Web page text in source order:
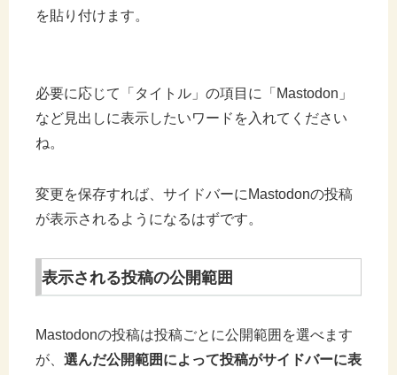
を貼り付けます。
必要に応じて「タイトル」の項目に「Mastodon」
など見出しに表示したいワードを入れてください
ね。
変更を保存すれば、サイドバーにMastodonの投稿
が表示されるようになるはずです。
表示される投稿の公開範囲
Mastodonの投稿は投稿ごとに公開範囲を選べます
が、 選んだ公開範囲によって投稿がサイドバーに表